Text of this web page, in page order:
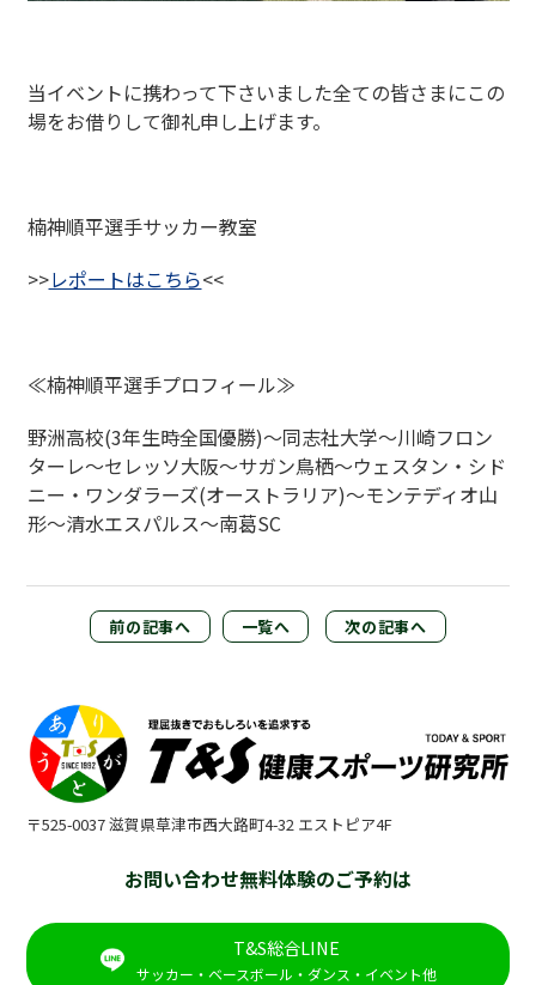
当イベントに携わって下さいました全ての皆さまにこの
場をお借りして御礼申し上げます。
楠神順平選手サッカー教室
>>レポートはこちら<<
≪楠神順平選手プロフィール≫
野洲高校(3年生時全国優勝)～同志社大学～川崎フロン
ターレ～セレッソ大阪～サガン鳥栖～ウェスタン・シド
ニー・ワンダラーズ(オーストラリア)～モンテディオ山
形～清水エスパルス～南葛SC
前の記事へ 一覧へ 次の記事へ
〒525-0037 滋賀県草津市西大路町4-32 エストピア4F
お問い合わせ無料体験のご予約は
T&S総合LINE
サッカー・ベースボール・ダンス・イベント他